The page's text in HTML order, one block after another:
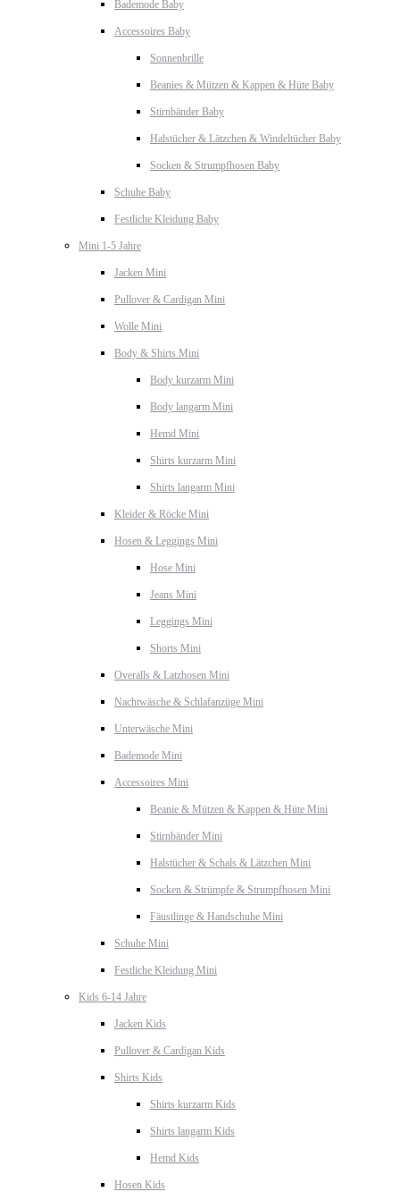
Bademode Baby
Accessoires Baby
Sonnenbrille
Beanies & Mützen & Kappen & Hüte Baby
Stirnbänder Baby
Halstücher & Lätzchen & Windeltücher Baby
Socken & Strumpfhosen Baby
Schuhe Baby
Festliche Kleidung Baby
Mini 1-5 Jahre
Jacken Mini
Pullover & Cardigan Mini
Wolle Mini
Body & Shirts Mini
Body kurzarm Mini
Body langarm Mini
Hemd Mini
Shirts kurzarm Mini
Shirts langarm Mini
Kleider & Röcke Mini
Hosen & Leggings Mini
Hose Mini
Jeans Mini
Leggings Mini
Shorts Mini
Overalls & Latzhosen Mini
Nachtwäsche & Schlafanzüge Mini
Unterwäsche Mini
Bademode Mini
Accessoires Mini
Beanie & Mützen & Kappen & Hüte Mini
Stirnbänder Mini
Halstücher & Schals & Lätzchen Mini
Socken & Strümpfe & Strumpfhosen Mini
Fäustlinge & Handschuhe Mini
Schuhe Mini
Festliche Kleidung Mini
Kids 6-14 Jahre
Jacken Kids
Pullover & Cardigan Kids
Shirts Kids
Shirts kurzarm Kids
Shirts langarm Kids
Hemd Kids
Hosen Kids